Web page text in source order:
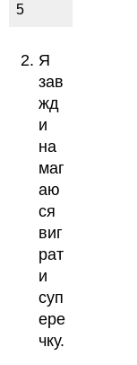
5
Я
зав
жд
и
на
маг
аю
ся
виг
рат
и
суп
ере
чку.